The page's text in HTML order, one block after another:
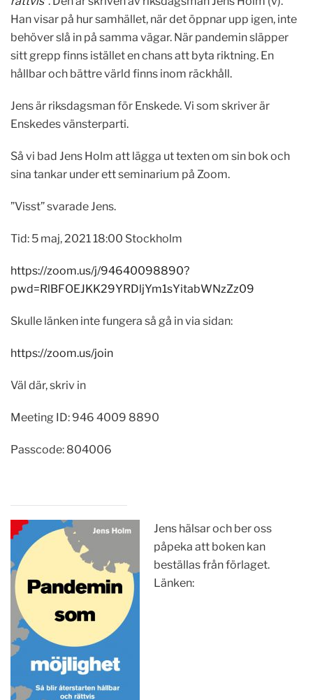
Han visar på hur samhället, när det öppnar upp igen, inte
behöver slå in på samma vägar. När pandemin släpper
sitt grepp finns istället en chans att byta riktning. En
hållbar och bättre värld finns inom räckhåll.
Jens är riksdagsman för Enskede. Vi som skriver är
Enskedes vänsterparti.
Så vi bad Jens Holm att lägga ut texten om sin bok och
sina tankar under ett seminarium på Zoom.
”Visst” svarade Jens.
Tid: 5 maj, 2021 18:00 Stockholm
https://zoom.us/j/94640098890?
pwd=RlBFOEJKK29YRDljYm1sYitabWNzZz09
Skulle länken inte fungera så gå in via sidan:
https://zoom.us/join
Väl där, skriv in
Meeting ID: 946 4009 8890
Passcode: 804006
Jens hälsar och ber oss
påpeka att boken kan
beställas från förlaget.
Länken: